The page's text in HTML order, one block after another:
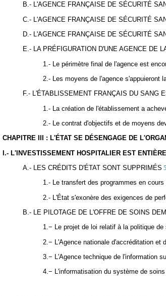
B.- L'AGENCE FRANÇAISE DE SÉCURITÉ
C.- L'AGENCE FRANÇAISE DE SÉCURITÉ
D.- L'AGENCE FRANÇAISE DE SÉCURITÉ
E.- LA PRÉFIGURATION D'UNE AGENCE DE
1.- Le périmètre final de l'agence est
2.- Les moyens de l'agence s'appuieront
F.- L'ÉTABLISSEMENT FRANÇAIS DU SANG
1.- La création de l'établissement a
2.- Le contrat d'objectifs et de moyens
CHAPITRE III : L'ÉTAT SE DÉSENGAGE DE
I.- L'INVESTISSEMENT HOSPITALIER EST
A.- LES CRÉDITS D'ÉTAT SONT SUPPRIMÉS
1.- Le transfert des programmes en
2.- L'État s'exonère des exigences de
B.- LE PILOTAGE DE L'OFFRE DE SOINS
1.− Le projet de loi relatif à la politique
2.− L'Agence nationale d'accréditation et
3.− L'Agence technique de l'information
4.− L'informatisation du système de